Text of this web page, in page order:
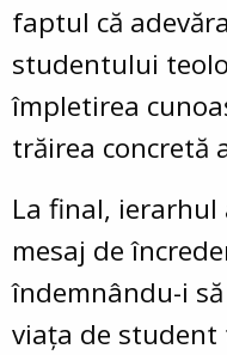
faptul că
studentului
împletirea
trăirea concretă
La final,
mesaj de
îndemnându-i
viața de student